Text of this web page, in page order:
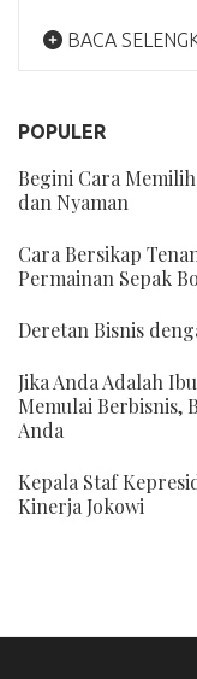
BACA
POPULER
Begini Cara
dan Nyaman
Cara Bersikap
Permainan Sepak
Deretan Bisnis
Jika Anda Adalah
Memulai Berbisnis,
Anda
Kepala Staf
Kinerja Jokowi